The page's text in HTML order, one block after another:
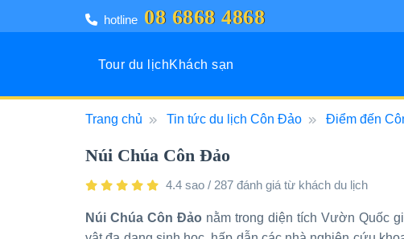
hotline 08 6868 4868
Tour du lịch
Tour Miền
Khách sạn
Khách sạn
Trang chủ Tin tức du lịch Côn Đảo Điểm đến
Núi Chúa Côn Đảo
4.4 sao / 287 đánh giá từ khách du lịch
Núi Chúa Côn Đảonằm trong diện tích Vườn Quốc